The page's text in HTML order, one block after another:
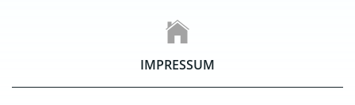
IMPRESSUM